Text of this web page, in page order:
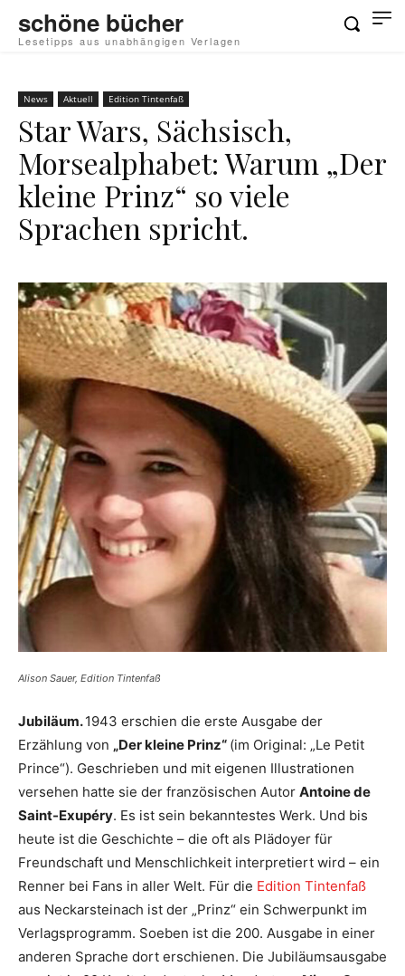
schöne bücher
Lesetipps aus unabhängigen Verlagen
News Aktuell Edition Tintenfaß
Star Wars, Sächsisch,
Morsealphabet: Warum „Der
kleine Prinz“ so viele
Sprachen spricht.
Alison Sauer, Edition Tintenfaß
Jubiläum.1943 erschien die erste Ausgabe der
Erzählung von „Der kleine Prinz“ (im Original: „Le Petit
Prince“). Geschrieben und mit eigenen Illustrationen
versehen hatte sie der französischen Autor Antoine de
Saint-Exupéry. Es ist sein bekanntestes Werk. Und bis
heute ist die Geschichte – die oft als Plädoyer für
Freundschaft und Menschlichkeit interpretiert wird – ein
Renner bei Fans in aller Welt. Für die Edition Tintenfaß
aus Neckarsteinach ist der „Prinz“ ein Schwerpunkt im
Verlagsprogramm. Soeben ist die 200. Ausgabe in einer
anderen Sprache dort erschienen. Die Jubiläumsausgabe